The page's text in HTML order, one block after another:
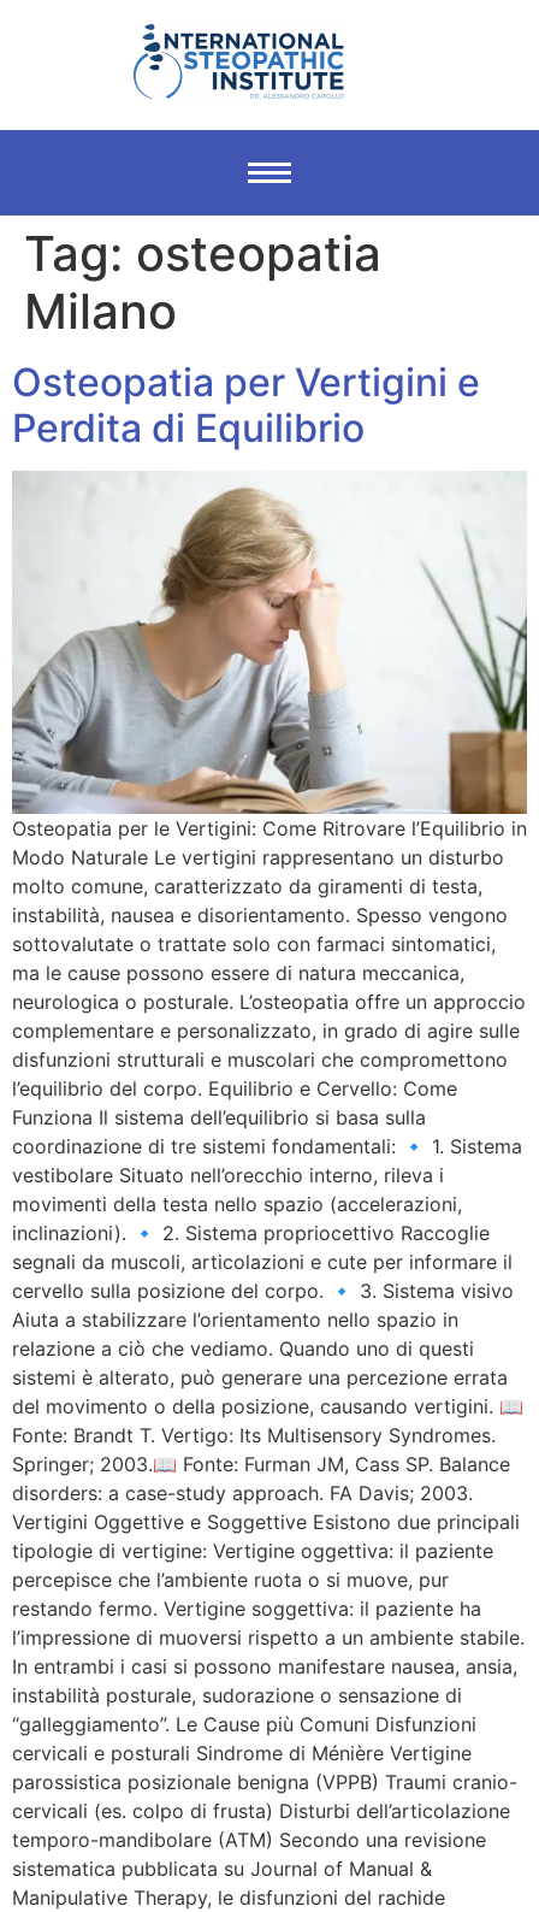
Tag: osteopatia
Milano
Osteopatia per Vertigini e
Perdita di Equilibrio
Osteopatia per le Vertigini: Come Ritrovare l’Equilibrio in
Modo Naturale Le vertigini rappresentano un disturbo
molto comune, caratterizzato da giramenti di testa,
instabilità, nausea e disorientamento. Spesso vengono
sottovalutate o trattate solo con farmaci sintomatici,
ma le cause possono essere di natura meccanica,
neurologica o posturale. L’osteopatia offre un approccio
complementare e personalizzato, in grado di agire sulle
disfunzioni strutturali e muscolari che compromettono
l’equilibrio del corpo. Equilibrio e Cervello: Come
Funziona Il sistema dell’equilibrio si basa sulla
coordinazione di tre sistemi fondamentali: 🔹 1. Sistema
vestibolare Situato nell’orecchio interno, rileva i
movimenti della testa nello spazio (accelerazioni,
inclinazioni). 🔹 2. Sistema propriocettivo Raccoglie
segnali da muscoli, articolazioni e cute per informare il
cervello sulla posizione del corpo. 🔹 3. Sistema visivo
Aiuta a stabilizzare l’orientamento nello spazio in
relazione a ciò che vediamo. Quando uno di questi
sistemi è alterato, può generare una percezione errata
del movimento o della posizione, causando vertigini. 📖
Fonte: Brandt T. Vertigo: Its Multisensory Syndromes.
Springer; 2003.📖 Fonte: Furman JM, Cass SP. Balance
disorders: a case-study approach. FA Davis; 2003.
Vertigini Oggettive e Soggettive Esistono due principali
tipologie di vertigine: Vertigine oggettiva: il paziente
percepisce che l’ambiente ruota o si muove, pur
restando fermo. Vertigine soggettiva: il paziente ha
l’impressione di muoversi rispetto a un ambiente stabile.
In entrambi i casi si possono manifestare nausea, ansia,
instabilità posturale, sudorazione o sensazione di
“galleggiamento”. Le Cause più Comuni Disfunzioni
cervicali e posturali Sindrome di Ménière Vertigine
parossistica posizionale benigna (VPPB) Traumi cranio-
cervicali (es. colpo di frusta) Disturbi dell’articolazione
temporo-mandibolare (ATM) Secondo una revisione
sistematica pubblicata su Journal of Manual &
Manipulative Therapy, le disfunzioni del rachide